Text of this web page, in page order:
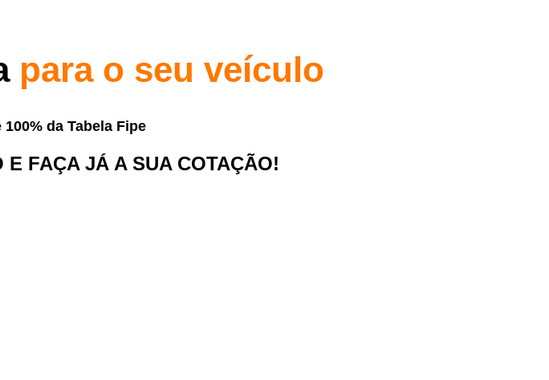
para o seu veículo
da Tabela Fipe
FAÇA JÁ A SUA COTAÇÃO!